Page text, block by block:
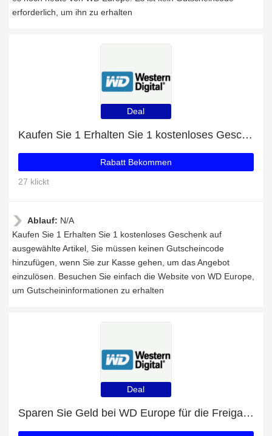
erforderlich, um ihn zu erhalten
Deal
Kaufen Sie 1 Erhalten Sie 1 kostenloses Geschenk auf ausgewählte Artikel
Rabatt Bekommen
27 klickt
Ablauf: N/A
Kaufen Sie 1 Erhalten Sie 1 kostenloses Geschenk auf
ausgewählte Artikel, Sie müssen keinen Gutscheincode
hinzufügen, wenn Sie zur Kasse gehen, um das Angebot
einzulösen. Besuchen Sie einfach die Website von WD Europe,
um Gutscheininformationen zu erhalten
Deal
Sparen Sie Geld bei WD Europe für die Freigabe